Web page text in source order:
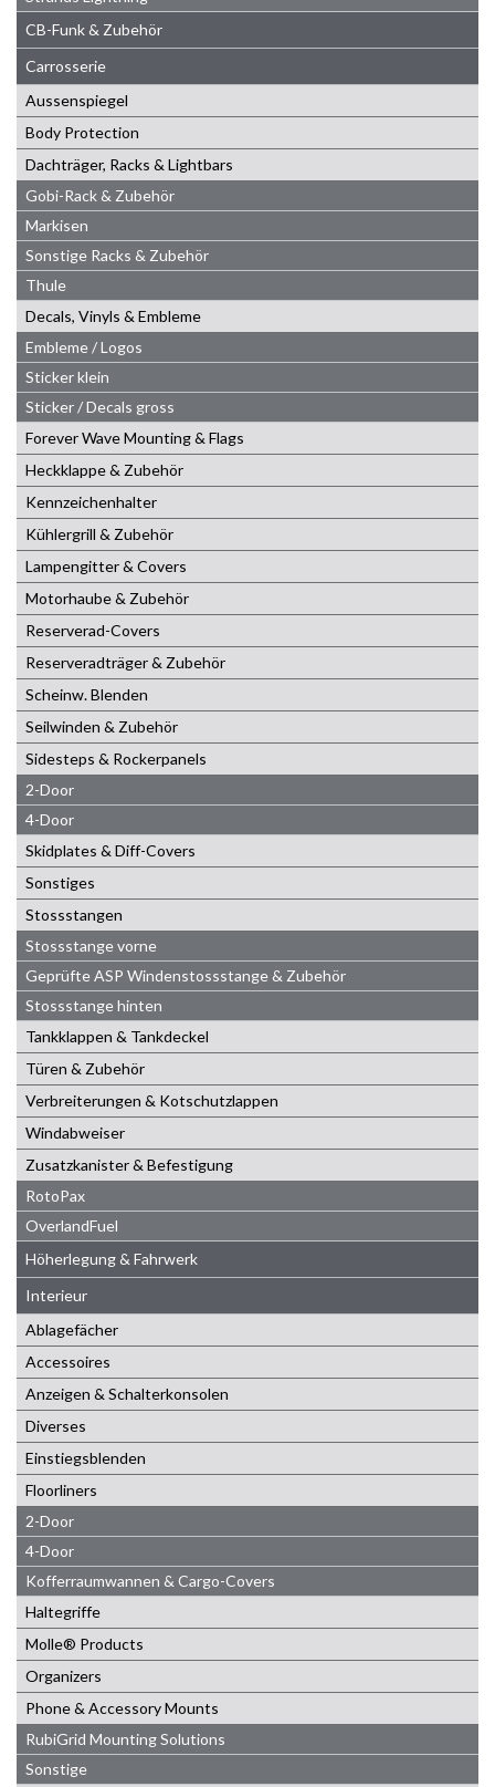
CB-Funk & Zubehör
Carrosserie
Aussenspiegel
Body Protection
Dachträger, Racks & Lightbars
Gobi-Rack & Zubehör
Markisen
Sonstige Racks & Zubehör
Thule
Decals, Vinyls & Embleme
Embleme / Logos
Sticker klein
Sticker / Decals gross
Forever Wave Mounting & Flags
Heckklappe & Zubehör
Kennzeichenhalter
Kühlergrill & Zubehör
Lampengitter & Covers
Motorhaube & Zubehör
Reserverad-Covers
Reserveradträger & Zubehör
Scheinw. Blenden
Seilwinden & Zubehör
Sidesteps & Rockerpanels
2-Door
4-Door
Skidplates & Diff-Covers
Sonstiges
Stossstangen
Stossstange vorne
Geprüfte ASP Windenstossstange & Zubehör
Stossstange hinten
Tankklappen & Tankdeckel
Türen & Zubehör
Verbreiterungen & Kotschutzlappen
Windabweiser
Zusatzkanister & Befestigung
RotoPax
OverlandFuel
Höherlegung & Fahrwerk
Interieur
Ablagefächer
Accessoires
Anzeigen & Schalterkonsolen
Diverses
Einstiegsblenden
Floorliners
2-Door
4-Door
Kofferraumwannen & Cargo-Covers
Haltegriffe
Molle® Products
Organizers
Phone & Accessory Mounts
RubiGrid Mounting Solutions
Sonstige